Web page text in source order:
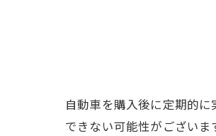
自動車を購入後に定期的
できない可能性がござい